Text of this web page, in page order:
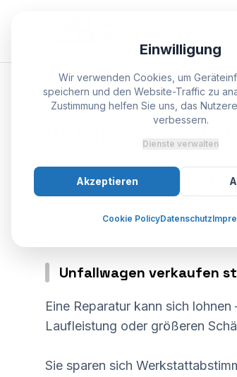
SPEZIALIST BODENHEIM
Unfallwagenankauf
Nach einem Unfall ist der
verkaufen? Wir kaufen
ohne unnötigen Aufwand für
Unfallwagen verkaufen
Eine Reparatur kann sich
Laufleistung oder größeren
Sie sparen sich
Einwilligung
Wir verwenden Cookies, um
speichern und den Website-Traffic zu
Zustimmung helfen Sie uns, das
verbessern.
Dienste verwalten
Akzeptieren
Cookie PolicyDatenschutz